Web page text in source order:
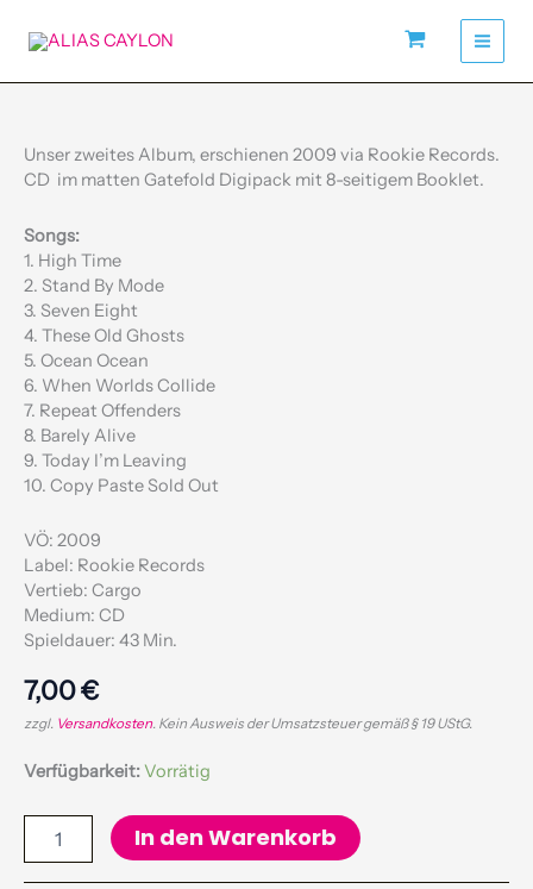
Inhalt
Unser zweites Album, erschienen 2009 via Rookie Records.
CD im matten Gatefold Digipack mit 8-seitigem Booklet.
Songs:
1. High Time
2. Stand By Mode
3. Seven Eight
4. These Old Ghosts
5. Ocean Ocean
6. When Worlds Collide
7. Repeat Offenders
8. Barely Alive
9. Today I’m Leaving
10. Copy Paste Sold Out
VÖ: 2009
Label: Rookie Records
Vertieb: Cargo
Medium: CD
Spieldauer: 43 Min.
7,00€
zzgl. Versandkosten. Kein Ausweis der Umsatzsteuer gemäß § 19 UStG.
Verfügbarkeit:Vorrätig
Feeder"
Menge
In den Warenkorb